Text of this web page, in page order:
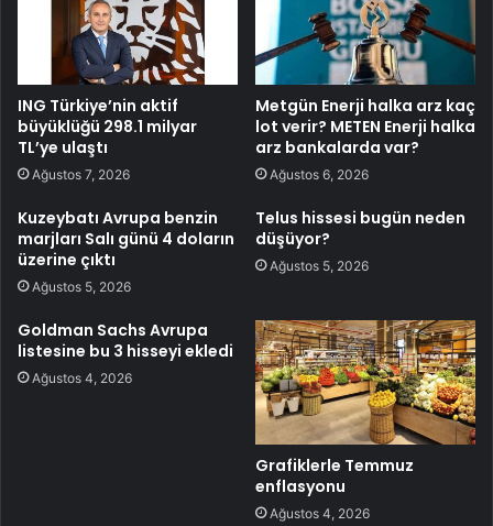
ING Türkiye’nin aktif
büyüklüğü 298.1 milyar
TL’ye ulaştı
Ağustos 7, 2026
Metgün Enerji halka arz kaç
lot verir? METEN Enerji halka
arz bankalarda var?
Ağustos 6, 2026
Kuzeybatı Avrupa benzin
marjları Salı günü 4 doların
üzerine çıktı
Ağustos 5, 2026
Telus hissesi bugün neden
düşüyor?
Ağustos 5, 2026
Goldman Sachs Avrupa
listesine bu 3 hisseyi ekledi
Ağustos 4, 2026
Grafiklerle Temmuz
enflasyonu
Ağustos 4, 2026